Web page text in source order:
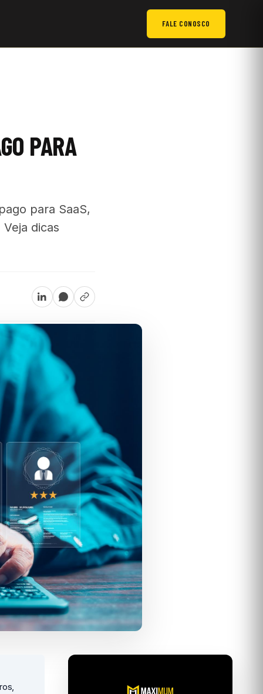
FALE CONOSCO
PARA
para SaaS,
dicas